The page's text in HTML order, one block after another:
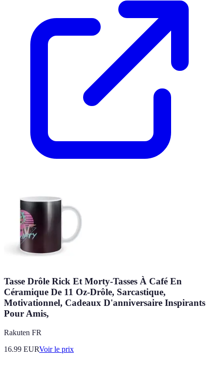
Tasse Drôle Rick Et Morty-Tasses À Café En
Céramique De 11 Oz-Drôle, Sarcastique,
Motivationnel, Cadeaux D'anniversaire Inspirants
Pour Amis,
Rakuten FR
16.99 EURVoir le prix